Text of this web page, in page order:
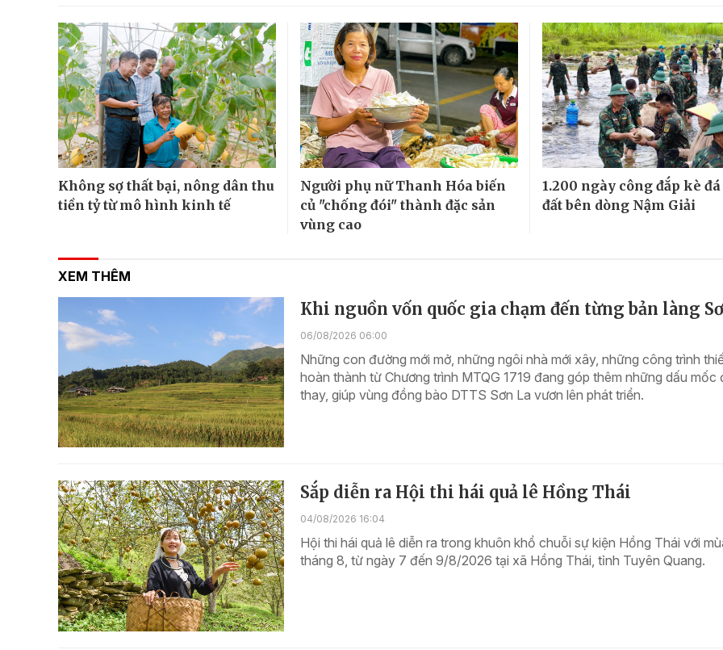
Không sợ thất bại, nông dân thu
tiền tỷ từ mô hình kinh tế
Người phụ nữ Thanh Hóa biến
củ "chống đói" thành đặc sản
vùng cao
1.200 ngày công đắp kè
đất bên dòng Nậm Giải
XEM THÊM
Khi nguồn vốn quốc gia chạm đến từng bản làng
06/08/2026 06:00
Những con đường mới mở, những ngôi nhà mới xây, những công trình
hoàn thành từ Chương trình MTQG 1719 đang góp thêm những dấu mốc
thay, giúp vùng đồng bào DTTS Sơn La vươn lên phát triển.
Sắp diễn ra Hội thi hái quả lê Hồng Thái
04/08/2026 16:04
Hội thi hái quả lê diễn ra trong khuôn khổ chuỗi sự kiện Hồng Thái với
tháng 8, từ ngày 7 đến 9/8/2026 tại xã Hồng Thái, tỉnh Tuyên Quang.